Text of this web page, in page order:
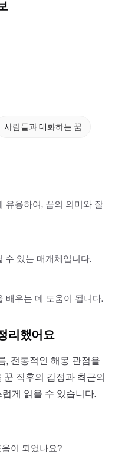
사람들과 대화하는 꿈
유용하여, 꿈의 의미와 잘
수 있는 매개체입니다.
배우는 데 도움이 됩니다.
리했어요
, 전통적인 해몽 관점을
직후의 감정과 최근의
게 읽을 수 있습니다.
이 되었나요?